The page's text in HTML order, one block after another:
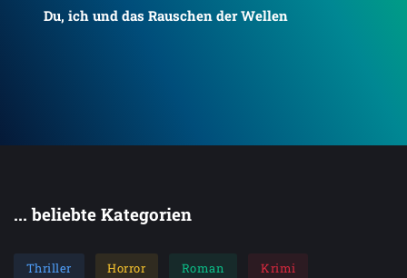
Du, ich und das Rauschen der Wellen
... beliebte Kategorien
Thriller Horror Roman Krimi